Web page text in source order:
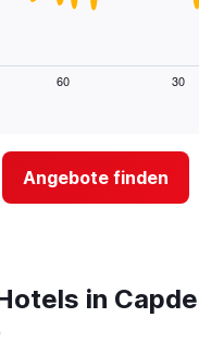
60 30
Angebote finden
in